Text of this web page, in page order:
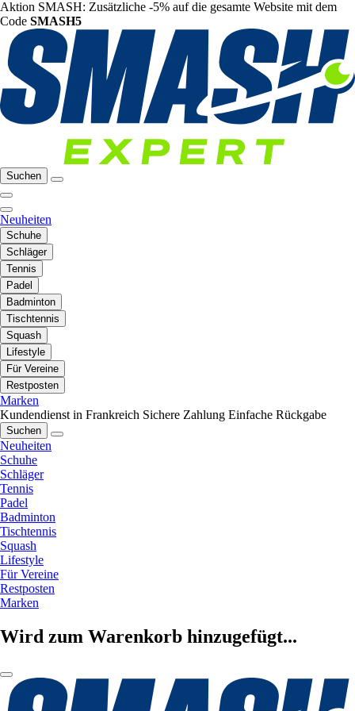
Aktion SMASH: Zusätzliche -5% auf die gesamte Website mit dem
Code SMASH5
Suchen
Neuheiten
Schuhe
Schläger
Tennis
Padel
Badminton
Tischtennis
Squash
Lifestyle
Für Vereine
Restposten
Marken
Kundendienst in Frankreich Sichere Zahlung Einfache Rückgabe
Suchen
Neuheiten
Schuhe
Schläger
Tennis
Padel
Badminton
Tischtennis
Squash
Lifestyle
Für Vereine
Restposten
Marken
Wird zum Warenkorb hinzugefügt...